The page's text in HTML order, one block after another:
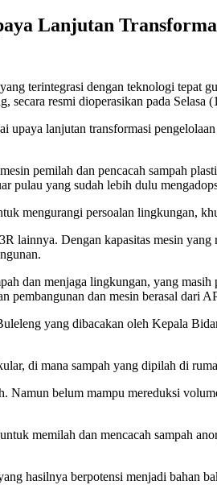
Lanjutan
terintegrasi dengan teknologi tepat
resmi dioperasikan pada Selasa
lanjutan transformasi
pemilah dan pencacah sampah
pulau yang sudah lebih dulu
mengurangi persoalan lingkungan,
lainnya. Dengan kapasitas mesin
dan menjaga lingkungan, yang
pembangunan dan mesin berasal dari
yang dibacakan oleh Kepala
di mana sampah yang dipilah di
belum mampu mereduksi
memilah dan mencacah sampah
hasilnya berpotensi menjadi bahan